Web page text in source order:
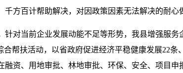
方百计帮助解决，对因政策因素无法解决的耐心
针对当前企业发展动能不足等形势，我县增强服
合帮扶活动，以省政府促进经济平稳健康发展22
融资、用地审批、林地审批、环保、安全、项目